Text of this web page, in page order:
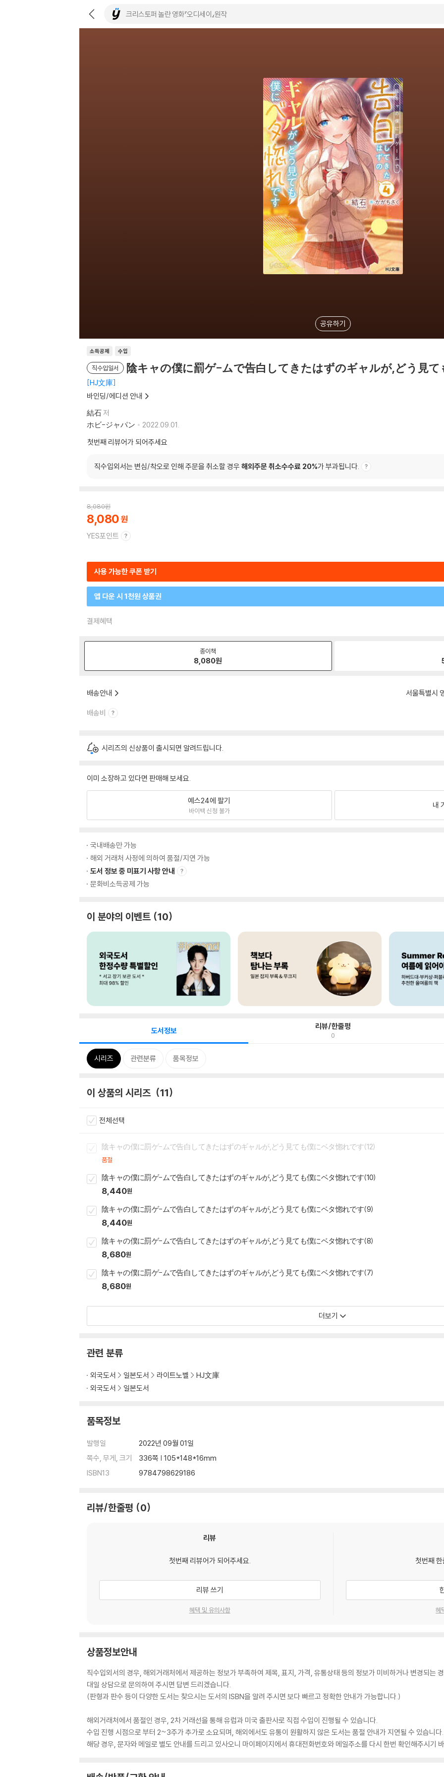
공유하기
소득공제 수입
직수입일서 陰キャの僕に罰ゲ-ムで告白してきたはずのギャルが,どう見
HJ文庫
바인딩/에디션 안내
結石저
ホビ-ジャパン
2022.09.01.
첫번째 리뷰어가 되어주세요
직수입외서는 변심/착오로 인해 주문을 취소할 경우 해외주문 취소수수료 20%가 부과됩니다.
8,080원
8,080
YES포인트
사용 가능한 쿠폰 받기
앱 다운 시 1천원 상품권
결제혜택
종이책
8,080원
배송안내 서울특별시
배송비
시리즈의 신상품이 출시되면 알려드립니다.
이미 소장하고 있다면 판매해 보세요.
예스24에 팔기
바이백 신청 불가
내
국내배송만 가능
해외 거래처 사정에 의하여 품절/지연 가능
도서 정보 중 미표기 사항 안내
문화비소득공제 가능
이 분야의 이벤트 10
도서정보 리뷰/한줄평
0
시리즈 관련분류 품목정보
이 상품의 시리즈 11
전체선택
陰キャの僕に罰ゲ-ムで告白してきたはずのギャルが,どう見ても僕にベタ惚れです(12)
품절
陰キャの僕に罰ゲ-ムで告白してきたはずのギャルが,どう見ても僕にベタ惚れです(10)
8,440원
陰キャの僕に罰ゲ-ムで告白してきたはずのギャルが,どう見ても僕にベタ惚れです(9)
8,440원
陰キャの僕に罰ゲ-ムで告白してきたはずのギャルが,どう見ても僕にベタ惚れです(8)
8,680원
陰キャの僕に罰ゲ-ムで告白してきたはずのギャルが,どう見ても僕にベタ惚れです(7)
8,680원
더보기
관련 분류
외국도서 일본도서 라이트노벨
HJ文庫
외국도서
일본도서
품목정보
발행일
2022년 09월 01일
쪽수, 무게, 크기
336쪽 | 105*148*16mm
ISBN13
9784798629186
리뷰/한줄평 0
리뷰
첫번째 리뷰어가 되어주세요.
리뷰 쓰기
혜택 및 유의사항
첫번째
혜
상품정보안내
직수입외서의 경우, 해외거래처에서 제공하는 정보가 부족하여 제목, 표지, 가격, 유통상태 등의 정보가 미비하거나 변경되는
대일 상담으로 문의하여 주시면 답변 드리겠습니다.
(판형과 판수 등이 다양한 도서는 찾으시는 도서의 ISBN을 알려 주시면 보다 빠르고 정확한 안내가 가능합니다.)
해외거래처에서 품절인 경우, 2차 거래선을 통해 유럽과 미국 출판사로 직접 수입이 진행될 수 있습니다.
수입 진행 시점으로 부터 2~3주가 추가로 소요되며, 해외에서도 유통이 원활하지 않은 도서는 품절 안내가 지연될 수 있습니다.
해당 경우, 문자와 메일로 별도 안내를 드리고 있사오니 마이페이지에서 휴대전화번호와 메일주소를 다시 한번 확인해주시기